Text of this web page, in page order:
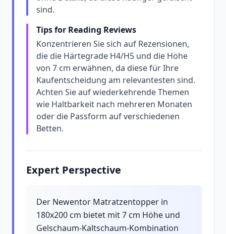
sind.
Tips for Reading Reviews
Konzentrieren Sie sich auf Rezensionen,
die die Härtegrade H4/H5 und die Höhe
von 7 cm erwähnen, da diese für Ihre
Kaufentscheidung am relevantesten sind.
Achten Sie auf wiederkehrende Themen
wie Haltbarkeit nach mehreren Monaten
oder die Passform auf verschiedenen
Betten.
Expert Perspective
Der Newentor Matratzentopper in
180x200 cm bietet mit 7 cm Höhe und
Gelschaum-Kaltschaum-Kombination